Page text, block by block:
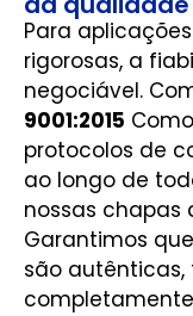
Para
rigorosas, a
negociável.
9001:2015
protocolos de
ao longo de
nossas chapas
Garantimos
são